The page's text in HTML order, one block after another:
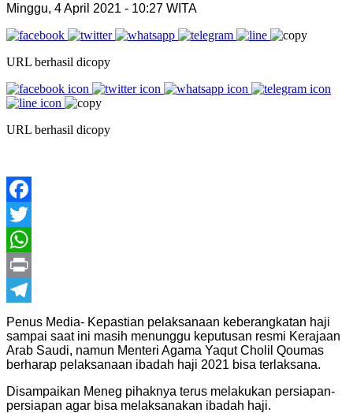
Minggu, 4 April 2021 - 10:27 WITA
URL berhasil dicopy
URL berhasil dicopy
Facebook
Twitter
WhatsApp
Print
Telegram
Penus Media- Kepastian pelaksanaan keberangkatan haji
sampai saat ini masih menunggu keputusan resmi Kerajaan
Arab Saudi, namun Menteri Agama Yaqut Cholil Qoumas
berharap pelaksanaan ibadah haji 2021 bisa terlaksana.
Disampaikan Meneg pihaknya terus melakukan persiapan-
persiapan agar bisa melaksanakan ibadah haji.